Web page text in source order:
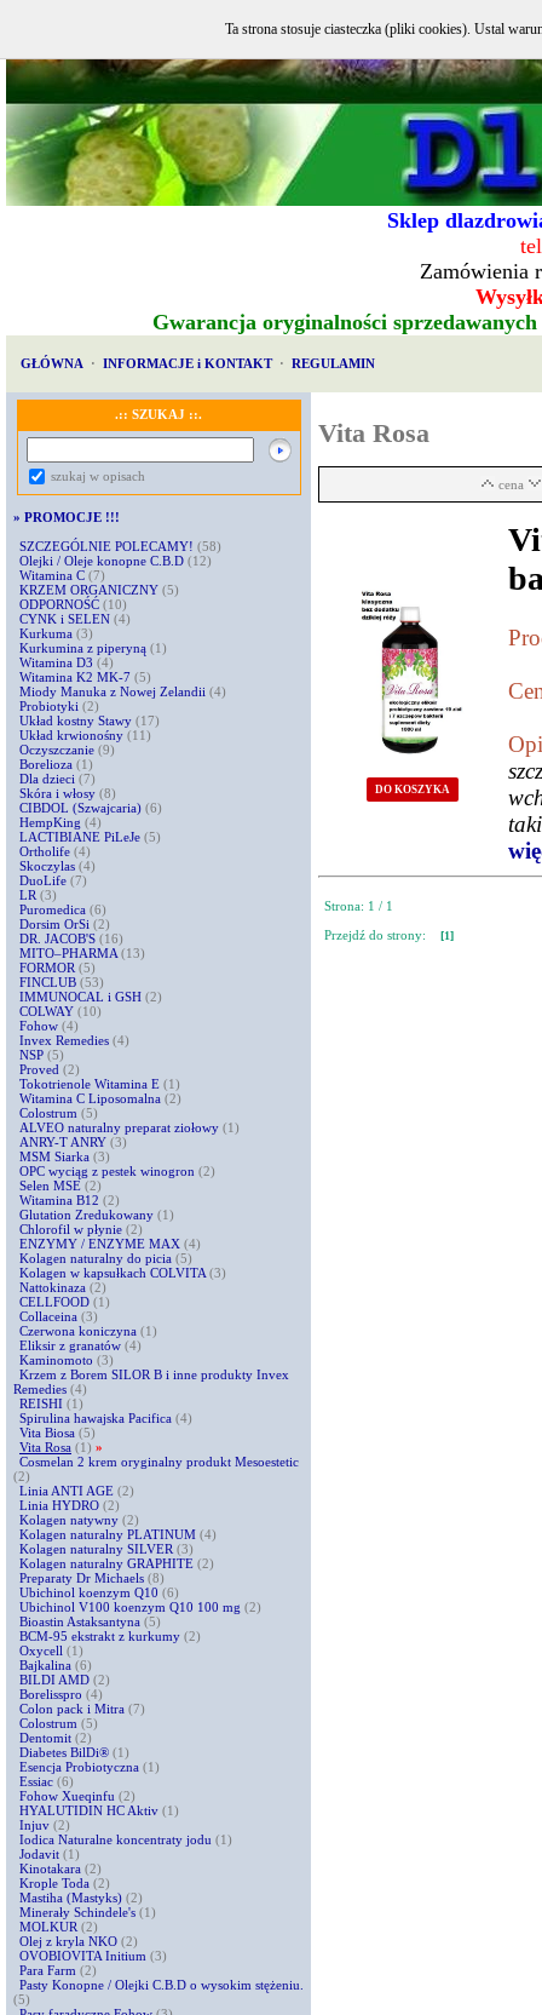
Sklep
Zamówienia
Gwarancja oryginalności
GŁÓWNA · INFORMACJE i KONTAKT · REGULAMIN
.:: SZUKAJ ::.
szukaj w opisach
» PROMOCJE !!!
SZCZEGÓLNIE POLECAMY! (58)
Olejki / Oleje konopne C.B.D (12)
Witamina C (7)
KRZEM ORGANICZNY (5)
ODPORNOŚĆ (10)
CYNK i SELEN (4)
Kurkuma (3)
Kurkumina z piperyną (1)
Witamina D3 (4)
Witamina K2 MK-7 (5)
Miody Manuka z Nowej Zelandii (4)
Probiotyki (2)
Układ kostny Stawy (17)
Układ krwionośny (11)
Oczyszczanie (9)
Borelioza (1)
Dla dzieci (7)
Skóra i włosy (8)
CIBDOL (Szwajcaria) (6)
HempKing (4)
LACTIBIANE PiLeJe (5)
Ortholife (4)
Skoczylas (4)
DuoLife (7)
LR (3)
Puromedica (6)
Dorsim OrSi (2)
DR. JACOB'S (16)
MITO–PHARMA (13)
FORMOR (5)
FINCLUB (53)
IMMUNOCAL i GSH (2)
COLWAY (10)
Fohow (4)
Invex Remedies (4)
NSP (5)
Proved (2)
Tokotrienole Witamina E (1)
Witamina C Liposomalna (2)
Colostrum (5)
ALVEO naturalny preparat ziołowy (1)
ANRY-T ANRY (3)
MSM Siarka (3)
OPC wyciąg z pestek winogron (2)
Selen MSE (2)
Witamina B12 (2)
Glutation Zredukowany (1)
Chlorofil w płynie (2)
ENZYMY / ENZYME MAX (4)
Kolagen naturalny do picia (5)
Kolagen w kapsułkach COLVITA (3)
Nattokinaza (2)
CELLFOOD (1)
Collaceina (3)
Czerwona koniczyna (1)
Eliksir z granatów (4)
Kaminomoto (3)
Krzem z Borem SILOR B i inne produkty Invex
Remedies (4)
REISHI (1)
Spirulina hawajska Pacifica (4)
Vita Biosa (5)
Vita Rosa (1) »
Cosmelan 2 krem oryginalny produkt Mesoestetic
(2)
Linia ANTI AGE (2)
Linia HYDRO (2)
Kolagen natywny (2)
Kolagen naturalny PLATINUM (4)
Kolagen naturalny SILVER (3)
Kolagen naturalny GRAPHITE (2)
Preparaty Dr Michaels (8)
Ubichinol koenzym Q10 (6)
Ubichinol V100 koenzym Q10 100 mg (2)
Bioastin Astaksantyna (5)
BCM-95 ekstrakt z kurkumy (2)
Oxycell (1)
Bajkalina (6)
BILDI AMD (2)
Borelisspro (4)
Colon pack i Mitra (7)
Colostrum (5)
Dentomit (2)
Diabetes BilDi® (1)
Esencja Probiotyczna (1)
Essiac (6)
Fohow Xueqinfu (2)
HYALUTIDIN HC Aktiv (1)
Injuv (2)
Iodica Naturalne koncentraty jodu (1)
Jodavit (1)
Kinotakara (2)
Krople Toda (2)
Mastiha (Mastyks) (2)
Minerały Schindele's (1)
MOLKUR (2)
Olej z kryla NKO (2)
OVOBIOVITA Initium (3)
Para Farm (2)
Pasty Konopne / Olejki C.B.D o wysokim stężeniu.
(5)
Vita Rosa
cena
DO KOSZYKA
Strona: 1 / 1
Przejdź do strony:
[1]
Ta strona stosuje ciasteczka (pliki cookies). Ustal